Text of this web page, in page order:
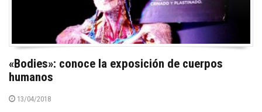
«Bodies»: conoce la exposición de cuerpos
humanos
13/04/2018